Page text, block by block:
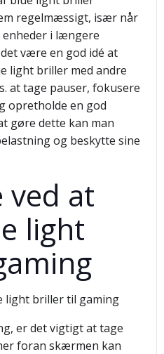
regelmæssigt, især når
i længere
være en god idé at
light briller med andre
at tage pauser, fokusere
opretholde en god
gøre dette kan man
og beskytte sine
ved at
light
light briller til gaming
er det vigtigt at tage
foran skærmen kan